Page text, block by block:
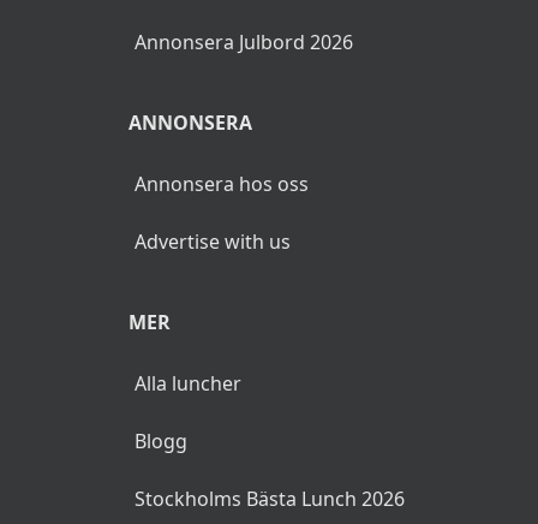
Annonsera Julbord 2026
ANNONSERA
Annonsera hos oss
Advertise with us
MER
Alla luncher
Blogg
Stockholms Bästa Lunch 2026